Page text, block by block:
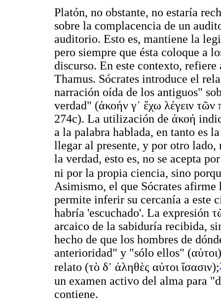
Platón, no obstante, no estaría
sobre la complacencia de un
auditorio. Esto es, mantiene la
pero siempre que ésta coloque a
discurso. En este contexto,
Thamus. Sócrates introduce el
narración oída de los antiguos"
verdad" (ἀκοήν γ᾿ ἔχω λέγειν τῶν
274c). La utilización de ἀκοή
a la palabra hablada, en tanto es
llegar al presente, y por otro
la verdad, esto es, no se acepta
ni por la propia ciencia, sino
Asimismo, el que Sócrates afirme
permite inferir su cercanía a este
habría 'escuchado'. La expresión
arcaico de la sabiduría recibida,
hecho de que los hombres de
anterioridad" y "sólo ellos" (αὐτοι
relato (τὸ δ᾿ ἀληθὲς αὐτοι ἴσασιν);
un examen activo del alma para
contiene.